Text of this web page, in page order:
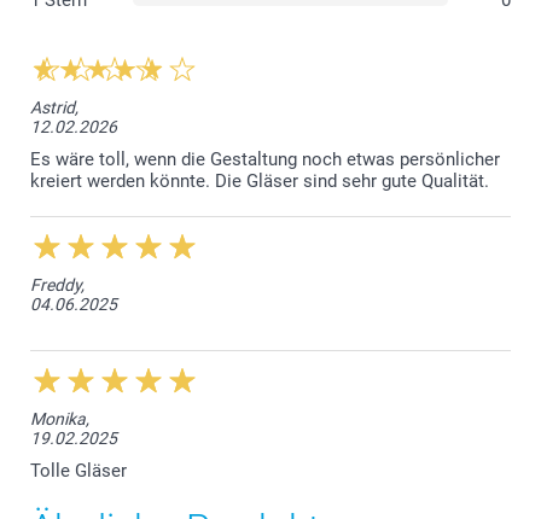
Astrid,
12.02.2026
Es wäre toll, wenn die Gestaltung noch etwas persönlicher
kreiert werden könnte. Die Gläser sind sehr gute Qualität.
Freddy,
04.06.2025
Monika,
19.02.2025
Tolle Gläser